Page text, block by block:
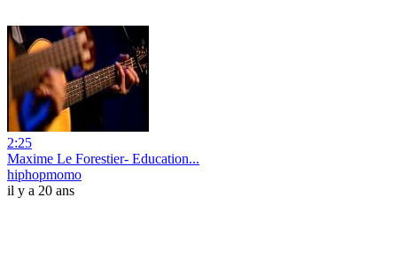
2:25
Maxime Le Forestier- Education...
hiphopmomo
il y a 20 ans